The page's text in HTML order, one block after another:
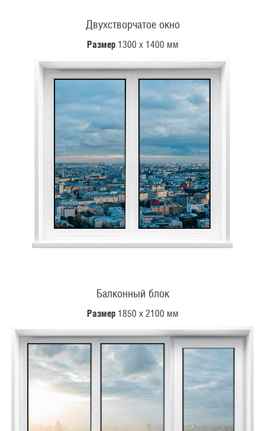
Двухстворчатое окно
Размер1300 х 1400 мм
Балконный блок
Размер1850 х 2100 мм